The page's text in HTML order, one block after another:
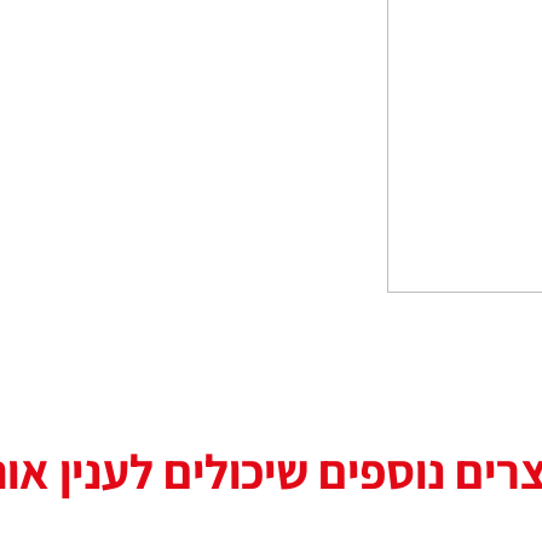
נוספים שיכולים לענין